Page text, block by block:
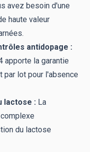
avez besoin d'une
haute valeur
antidopage :
apporte la garantie
par lot pour l'absence
lactose : La
du lactose